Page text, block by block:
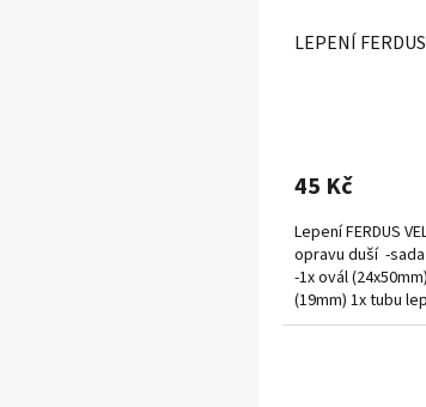
LEPENÍ
45 Kč
Lepení FERDUS
opravu duší -
-1x ovál
(19mm) 1x tubu